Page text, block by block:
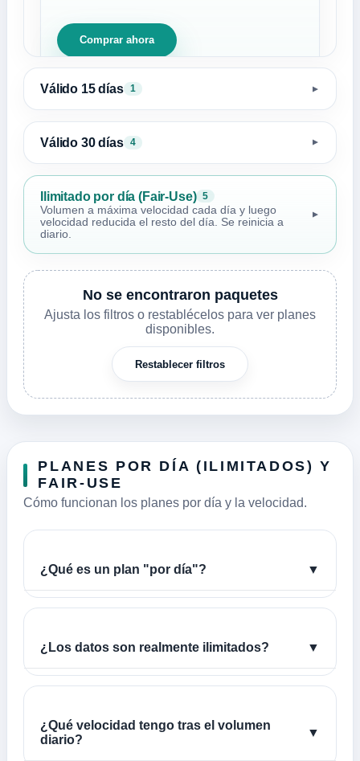
Comprar ahora
Válido 15 días 1 ▼
Válido 30 días 4 ▼
Ilimitado por día (Fair-Use) 5
Volumen a máxima velocidad cada día y luego
velocidad reducida el resto del día. Se reinicia a
diario.
▼
No se encontraron paquetes
Ajusta los filtros o restablécelos para ver planes
disponibles.
Restablecer filtros
PLANES POR DÍA (ILIMITADOS) Y
FAIR-USE
Cómo funcionan los planes por día y la velocidad.
¿Qué es un plan "por día"? ▼
¿Los datos son realmente ilimitados? ▼
¿Qué velocidad tengo tras el volumen
diario?
▼